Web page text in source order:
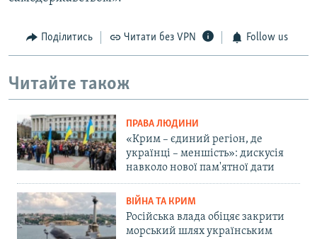
Поділитись Читати без VPN Follow us
Читайте також
ПРАВА ЛЮДИНИ
«Крим – єдиний регіон, де
українці – меншість»: дискусія
навколо нової пам'ятної дати
ВІЙНА ТА КРИМ
Російська влада обіцяє закрити
морський шлях українським